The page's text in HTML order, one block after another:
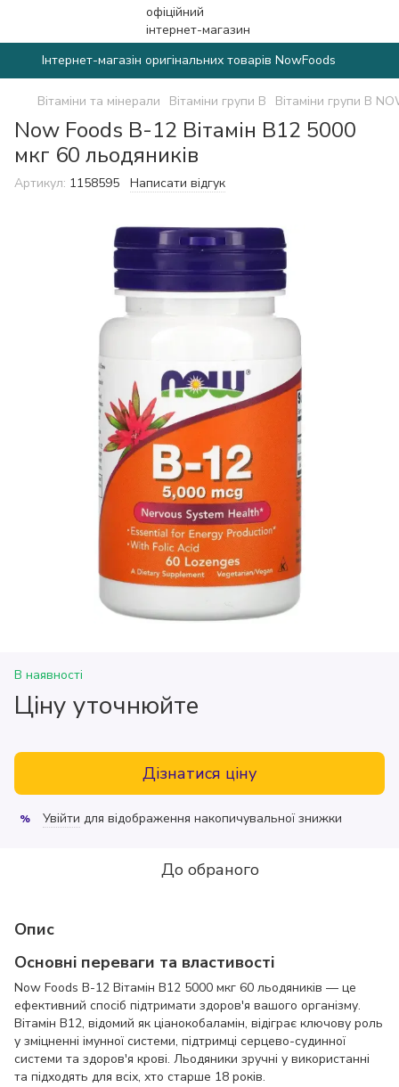
Інтернет-магазін оригінальних товарів NowFoods
Вітаміни та мінерали Вітаміни групи B Вітаміни групи B
Now Foods B-12 Вітамін В12 5000
мкг 60 льодяників
Артикул: 1158595 Написати відгук
В наявності
Ціну уточнюйте
Дізнатися ціну
% Увійти для відображення накопичувальної знижки
До обраного
Опис
Основні переваги та властивості
Now Foods B-12 Вітамін B12 5000 мкг 60 льодяників — це
ефективний спосіб підтримати здоров'я вашого організму.
Вітамін B12, відомий як ціанокобаламін, відіграє ключову роль
у зміцненні імунної системи, підтримці серцево-судинної
системи та здоров'я крові. Льодяники зручні у використанні
та підходять для всіх, хто старше 18 років.